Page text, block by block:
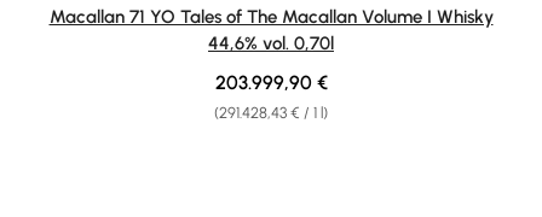
Macallan 71 YO Tales of The Macallan Volume I Whisky
44,6% vol. 0,70l
(291.428,43 € / 1 l)
Regular price:
203.999,90 €